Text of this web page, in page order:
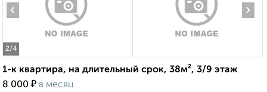
2/4
‹ ›
1-к квартира, на длительный срок, 38м², 3/9 этаж
8 000 ₽ в месяц